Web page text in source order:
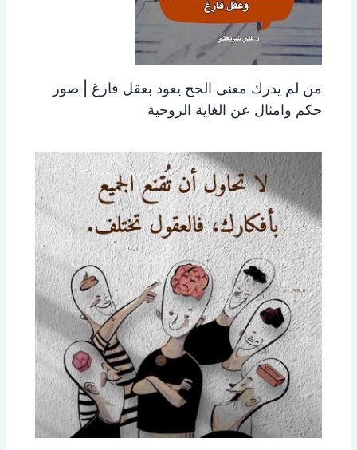
من لم يدرك معنى الحج يعود بعقل فارغ | صور
حكم وامثال عن الغاية الروحية